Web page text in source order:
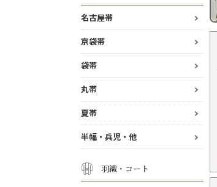
名古屋帯
京袋帯
袋帯
丸帯
夏帯
半幅・兵児・他
羽織・コート